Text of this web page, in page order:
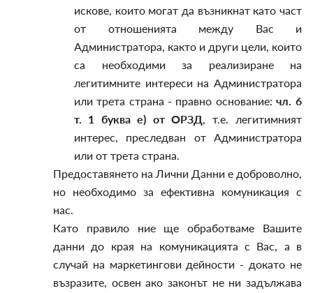
искове, които могат да възникнат като част
от отношенията между Вас и
Администратора, както и други цели, които
са необходими за реализиране на
легитимните интереси на Администратора
или трета страна - правно основание: чл. 6
т. 1 буква е) от ОРЗД, т.е. легитимният
интерес, преследван от Администратора
или от трета страна.
Предоставянето на Лични Данни е доброволно,
но необходимо за ефективна комуникация с
нас.
Като правило ние ще обработваме Вашите
данни до края на комуникацията с Вас, а в
случай на маркетингови дейности - докато не
възразите, освен ако законът не ни задължава